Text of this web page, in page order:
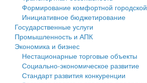
Государственные услуги
Промышленность и АПК
Экономика и бизнес
Символика
Устав
Гостям округа
Туризм
муниципального округа Тверской
Администрация Кашинского
Тверской области
Управление сельскими территориями
Финансовое управление
Бюджет для граждан
Имущество
Выявление правообладателей ранее
Формирование комфортной
Инициативное бюджетирование
Государственные услуги
Промышленность и АПК
Экономика и бизнес
Нестационарные торговые объекты
Социально-экономическое развитие
Стандарт развития конкуренции